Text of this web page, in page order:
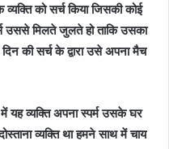
को सर्च किया जिसकी कोई
उससे मिलते जुलते हो ताकि उसका
की सर्च के द्वारा उसे अपना मैच
व्यक्ति अपना स्पर्म उसके घर
व्यक्ति था हमने साथ में चाय